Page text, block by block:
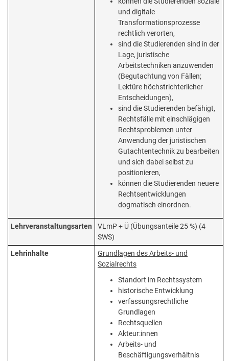
und digitale
Transformationsprozesse
rechtlich verorten,
sind die Studierenden sind in der
Lage, juristische
Arbeitstechniken anzuwenden
(Begutachtung von Fällen;
Lektüre höchstrichterlicher
Entscheidungen),
sind die Studierenden befähigt,
Rechtsfälle mit einschlägigen
Rechtsproblemen unter
Anwendung der juristischen
Gutachtentechnik zu bearbeiten
und sich dabei selbst zu
positionieren,
können die Studierenden neuere
Rechtsentwicklungen
dogmatisch einordnen.
Lehrveranstaltungsarten
VLmP + Ü (Übungsanteile 25 %) (4
SWS)
Lehrinhalte
Grundlagen des Arbeits- und
Sozialrechts
Standort im Rechtssystem
historische Entwicklung
verfassungsrechtliche
Grundlagen
Rechtsquellen
Akteur:innen
Arbeits- und
Beschäftigungsverhältnis